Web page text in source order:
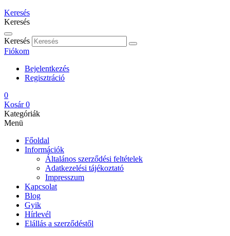
Keresés
Keresés
Keresés
Fiókom
Bejelentkezés
Regisztráció
0
Kosár 0
Kategóriák
Menü
Főoldal
Információk
Általános szerződési feltételek
Adatkezelési tájékoztató
Impresszum
Kapcsolat
Blog
Gyik
Hírlevél
Elállás a szerződéstől